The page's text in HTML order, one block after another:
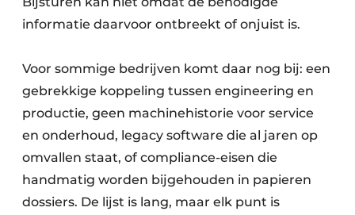
informatie daarvoor ontbreekt of onjuist is.
Voor sommige bedrijven komt daar nog bij: een
gebrekkige koppeling tussen engineering en
productie, geen machinehistorie voor service
en onderhoud, legacy software die al jaren op
omvallen staat, of compliance-eisen die
handmatig worden bijgehouden in papieren
dossiers. De lijst is lang, maar elk punt is